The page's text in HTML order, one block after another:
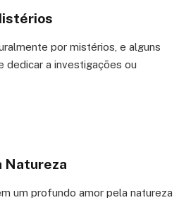
por mistérios, e alguns
dedicar a investigações ou
Natureza
um profundo amor pela natureza